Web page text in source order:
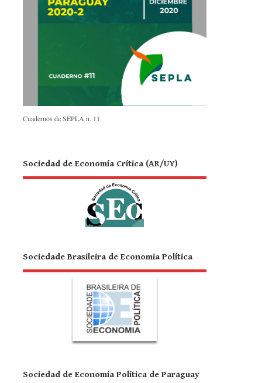
Cuadernos de SEPLA n. 11
Sociedad de Economía Crítica (AR/UY)
Sociedade Brasileira de Economia Política
Sociedad de Economía Política de Paraguay